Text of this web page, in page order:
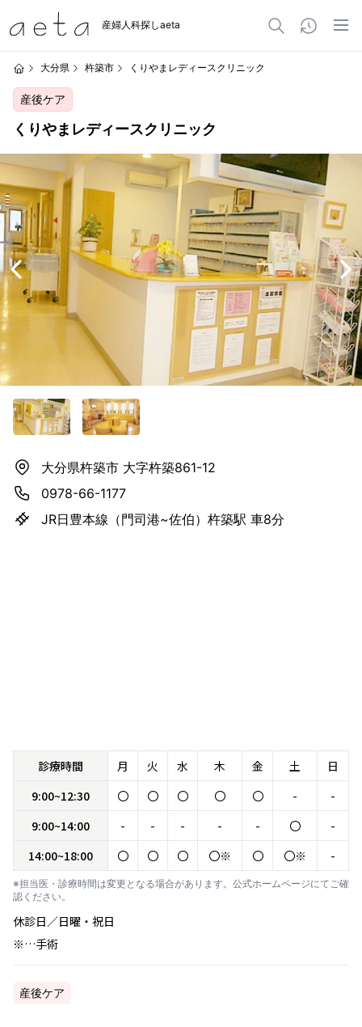
産婦人科探しaeta
大分県 杵築市 くりやまレディースクリニック
産後ケア
くりやまレディースクリニック
大分県杵築市 大字杵築861-12
0978-66-1177
JR日豊本線（門司港~佐伯）杵築駅 車8分
診療時間 月 火 水 木 金 土
日
9:00~12:30
〇 〇 〇 〇 〇 -
-
9:00~14:00
- - - - - 〇
-
14:00~18:00
〇 〇 〇 〇※ 〇 〇※ -
※担当医・診療時間は変更となる場合があります。公式ホームページにてご確
認ください。
休診日／日曜・祝日
※…手術
産後ケア